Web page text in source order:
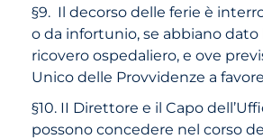
§9. Il decorso delle ferie è
o da infortunio, se abbiano dato
ricovero ospedaliero, e ove
Unico delle Provvidenze a
§10. II Direttore e il Capo
possono concedere nel corso